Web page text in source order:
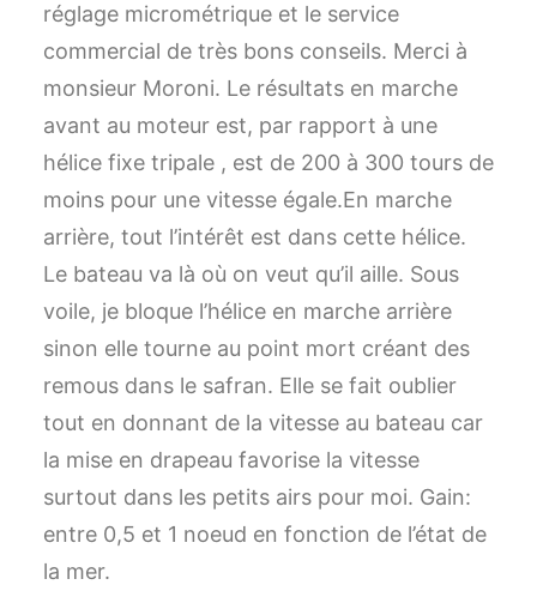
réglage micrométrique et le service
commercial de très bons conseils. Merci à
monsieur Moroni. Le résultats en marche
avant au moteur est, par rapport à une
hélice fixe tripale , est de 200 à 300 tours de
moins pour une vitesse égale.En marche
arrière, tout l’intérêt est dans cette hélice.
Le bateau va là où on veut qu’il aille. Sous
voile, je bloque l’hélice en marche arrière
sinon elle tourne au point mort créant des
remous dans le safran. Elle se fait oublier
tout en donnant de la vitesse au bateau car
la mise en drapeau favorise la vitesse
surtout dans les petits airs pour moi. Gain:
entre 0,5 et 1 noeud en fonction de l’état de
la mer.